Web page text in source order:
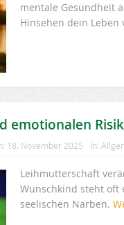
mentale Gesundheit
Hinsehen dein Leben
emotionalen
18. November 2025 In:
Leihmutterschaft
Wunschkind steht oft
seelischen Narben.